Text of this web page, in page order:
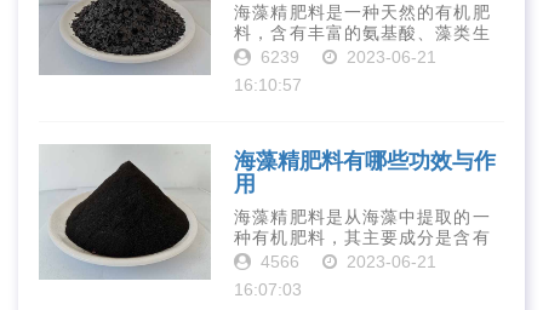
海藻精肥料是一种天然的有机肥
料，含有丰富的氨基酸、藻类生
长素、维生素、微量元素、蛋白
力、促进植物生长、增强植物抗
6239
2023-06-21
16:10:57
海藻精肥料有哪些功效与作
用
海藻精肥料是从海藻中提取的一
种有机肥料，其主要成分是含有
丰富的微量元素、植物生长素、
有增强作物生长、促进植物根系
4566
2023-06-21
16:07:03